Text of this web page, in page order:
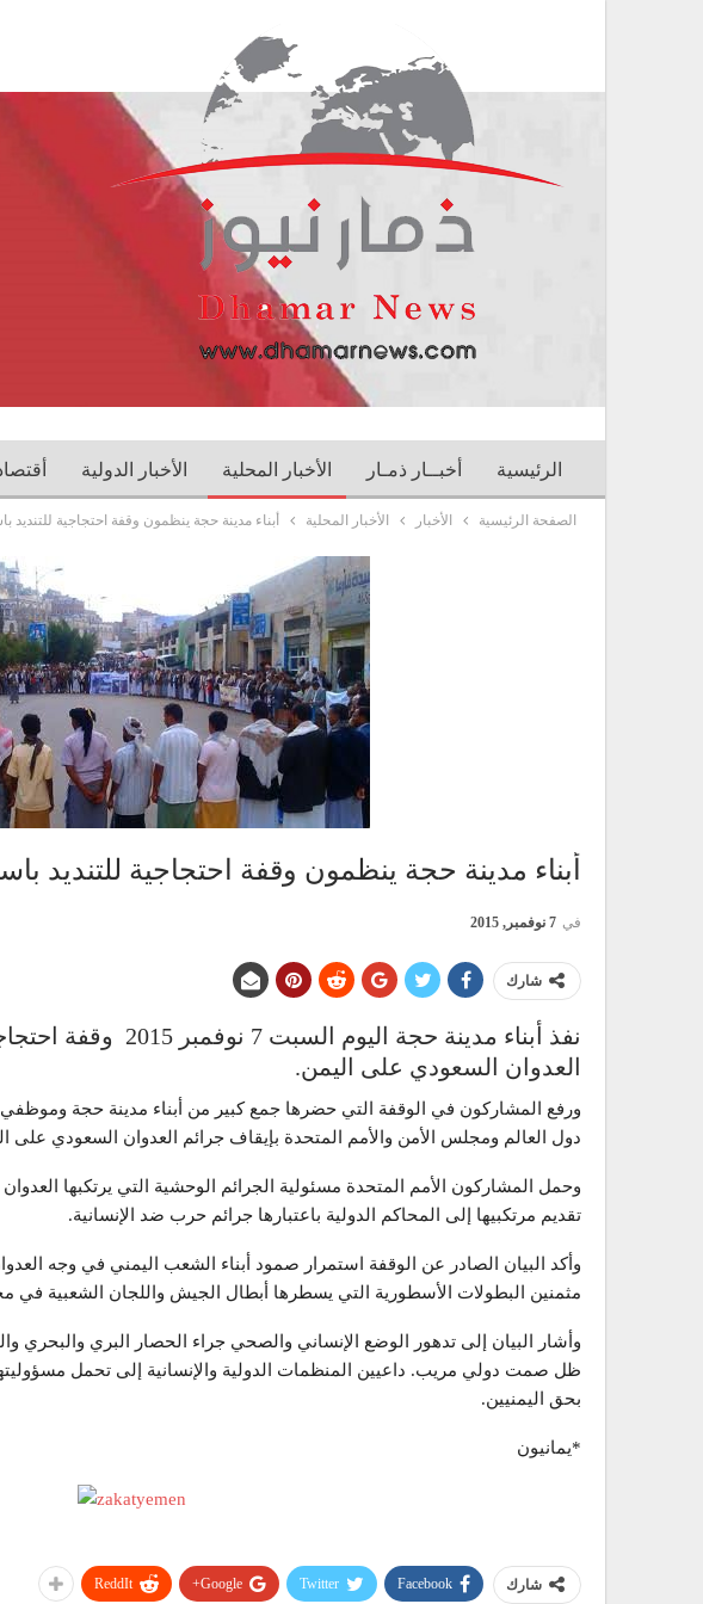
الرئيسية أخبــار ذمـار الأخبار المحلية الأخبار الدولية
الصفحة الرئيسية الأخبار الأخبار المحلية أبناء مدينة حجة ينظمون وقفة احتجاجية للتنديد
أبناء مدينة حجة ينظمون وقفة احتجاجية للتنديد
في 7 نوفمبر, 2015
شارك
نفذ أبناء مدينة حجة
العدوان السعودي على اليمن.
ورفع المشاركون في الوقفة التي حضرها جمع كبير من أبناء مدينة حجة وموظفي
دول العالم ومجلس الأمن والأمم المتحدة بإيقاف جرائم العدوان السعودي على
وحمل المشاركون الأمم المتحدة مسئولية الجرائم الوحشية التي يرتكبها
تقديم مرتكبيها إلى المحاكم الدولية باعتبارها جرائم حرب ضد الإنسانية.
وأكد البيان الصادر عن الوقفة استمرار صمود أبناء الشعب اليمني في وجه
مثمنين البطولات الأسطورية التي يسطرها أبطال الجيش واللجان الشعبية
وأشار البيان إلى تدهور الوضع الإنساني والصحي جراء الحصار البري
ظل صمت دولي مريب. داعيين المنظمات الدولية والإنسانية إلى تحمل مسؤوليتها
بحق اليمنيين.
*يمانيون
شارك Facebook
Twitter
Google+
ReddIt